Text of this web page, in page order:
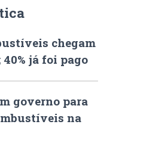
chegam
40% já foi pago
governo para
na